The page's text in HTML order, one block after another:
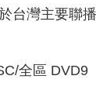
台灣主要聯
全區 DVD9